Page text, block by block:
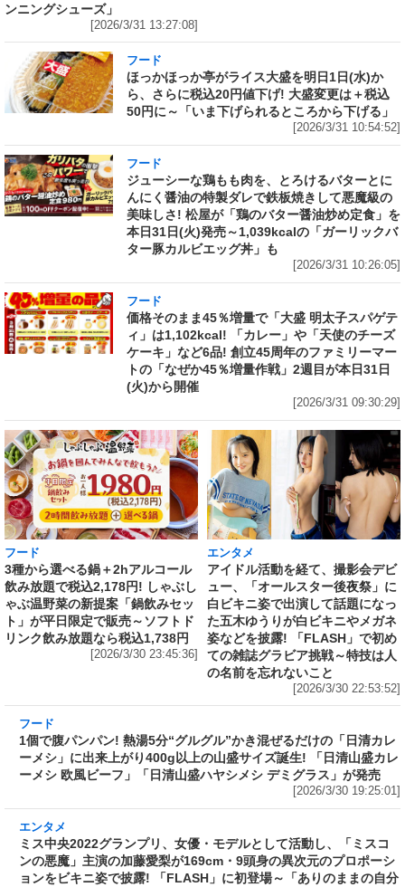
ンニングシューズ」
[2026/3/31 13:27:08]
フード
ほっかほっか亭がライス大盛を明日1日(水)か
ら、さらに税込20円値下げ! 大盛変更は＋税込
50円に～「いま下げられるところから下げる」
[2026/3/31 10:54:52]
フード
ジューシーな鶏もも肉を、とろけるバターとに
んにく醤油の特製ダレで鉄板焼きして悪魔級の
美味しさ! 松屋が「鶏のバター醤油炒め定食」を
本日31日(火)発売～1,039kcalの「ガーリックバ
ター豚カルビエッグ丼」も
[2026/3/31 10:26:05]
フード
価格そのまま45％増量で「大盛 明太子スパゲテ
ィ」は1,102kcal! 「カレー」や「天使のチーズ
ケーキ」など6品! 創立45周年のファミリーマー
トの「なぜか45％増量作戦」2週目が本日31日
(火)から開催
[2026/3/31 09:30:29]
フード
3種から選べる鍋＋2hアルコール
飲み放題で税込2,178円! しゃぶし
ゃぶ温野菜の新提案「鍋飲みセッ
ト」が平日限定で販売～ソフトド
リンク飲み放題なら税込1,738円
[2026/3/30 23:45:36]
エンタメ
アイドル活動を経て、撮影会デビ
ュー、「オールスター後夜祭」に
白ビキニ姿で出演して話題になっ
た五木ゆうりが白ビキニやメガネ
姿などを披露! 「FLASH」で初め
ての雑誌グラビア挑戦～特技は人
の名前を忘れないこと
[2026/3/30 22:53:52]
1個で腹パンパン! 熱湯5分“グルグル”かき混ぜ
るだけの「日清カレーメシ」に出来上がり400g
以上の山盛サイズ誕生! 「日清山盛カレーメシ
欧風ビーフ」「日清山盛ハヤシメシ デミグラ
ス」が発売
エンタメ
ミス中央2022グランプリ、女優・モデルとして